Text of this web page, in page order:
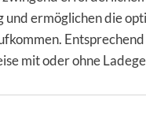
ermöglichen die
mit oder ohne